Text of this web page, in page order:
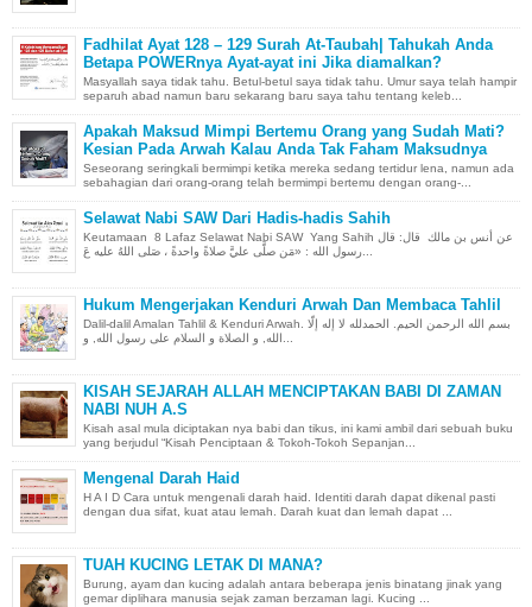
Fadhilat Ayat 128 – 129 Surah At-Taubah| Tahukah Anda
Betapa POWERnya Ayat-ayat ini Jika diamalkan?
Masyallah saya tidak tahu. Betul-betul saya tidak tahu. Umur saya telah hampir
separuh abad namun baru sekarang baru saya tahu tentang keleb...
Apakah Maksud Mimpi Bertemu Orang yang Sudah Mati?
Kesian Pada Arwah Kalau Anda Tak Faham Maksudnya
Seseorang seringkali bermimpi ketika mereka sedang tertidur lena, namun ada
sebahagian dari orang-orang telah bermimpi bertemu dengan orang-...
Selawat Nabi SAW Dari Hadis-hadis Sahih
Keutamaan 8 Lafaz Selawat Nabi SAW Yang Sahih عن أنس بن مالك قال: قال
Hukum Mengerjakan Kenduri Arwah Dan Membaca Tahlil
Dalil-dalil Amalan Tahlil & Kenduri Arwah. بسم الله الرحمن الحيم. الحمدلله لا إله إلّا
KISAH SEJARAH ALLAH MENCIPTAKAN BABI DI ZAMAN
NABI NUH A.S
Kisah asal mula diciptakan nya babi dan tikus, ini kami ambil dari sebuah buku
yang berjudul “Kisah Penciptaan & Tokoh-Tokoh Sepanjan...
Mengenal Darah Haid
H A I D Cara untuk mengenali darah haid. Identiti darah dapat dikenal pasti
dengan dua sifat, kuat atau lemah. Darah kuat dan lemah dapat ...
TUAH KUCING LETAK DI MANA?
Burung, ayam dan kucing adalah antara beberapa jenis binatang jinak yang
gemar diplihara manusia sejak zaman berzaman lagi. Kucing ...